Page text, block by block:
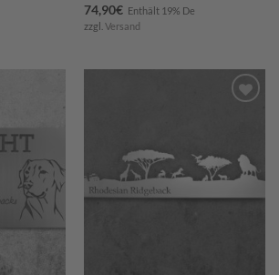
74,90€ Enthält 19% De
zzgl. Versand
hinzufügen